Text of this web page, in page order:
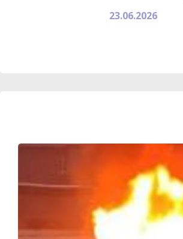
23.06.2026